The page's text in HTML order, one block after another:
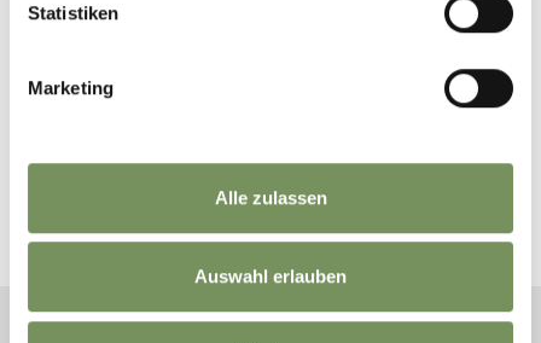
Statistiken
Marketing
Alle zulassen
Auswahl erlauben